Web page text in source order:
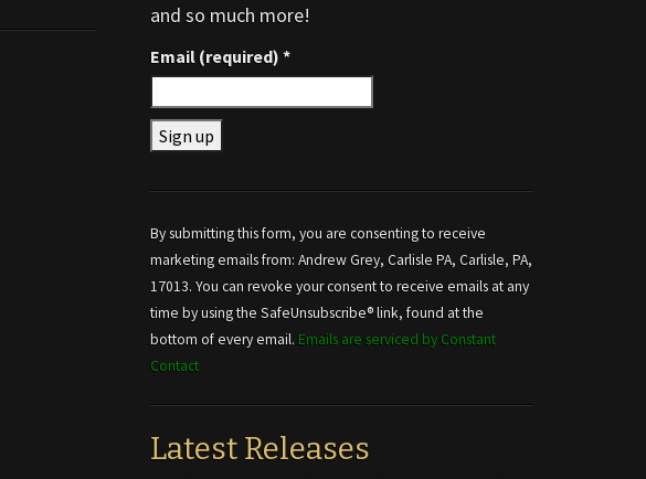
and so much more!
Email (required)*
Use.
Please
leave
this field
blank.
By submitting this form, you are consenting to receive
marketing emails from: Andrew Grey, Carlisle PA, Carlisle, PA,
17013. You can revoke your consent to receive emails at any
time by using the SafeUnsubscribe® link, found at the
bottom of every email. Emails are serviced by Constant
Contact
Latest Releases